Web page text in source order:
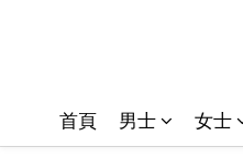
首頁 男士 女士